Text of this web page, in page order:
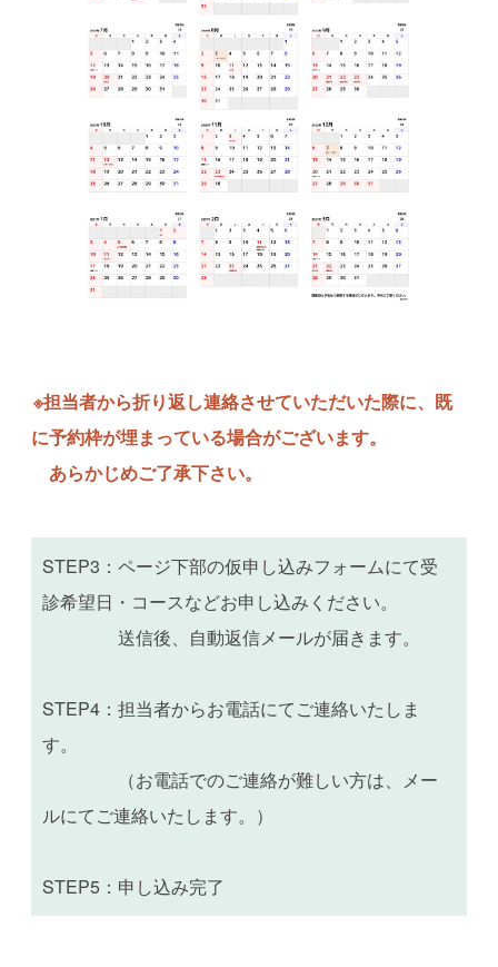
※担当者から折り返し連絡させていただいた際に、既
に予約枠が埋まっている場合がございます。
あらかじめご了承下さい。
STEP3：ページ下部の仮申し込みフォームにて受
診希望日・コースなどお申し込みください。
送信後、自動返信メールが届きます。
STEP4：担当者からお電話にてご連絡いたしま
す。
（お電話でのご連絡が難しい方は、メー
ルにてご連絡いたします。）
STEP5：申し込み完了